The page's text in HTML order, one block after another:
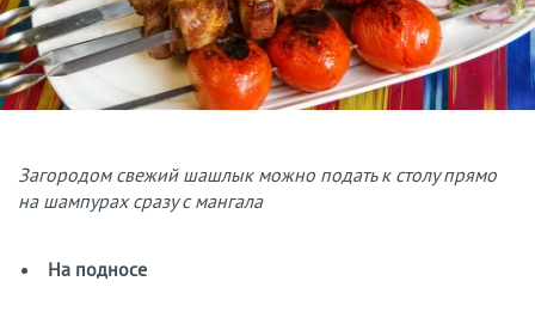
Загородом свежий шашлык можно подать к столу прямо
на шампурах сразу с мангала
На подносе